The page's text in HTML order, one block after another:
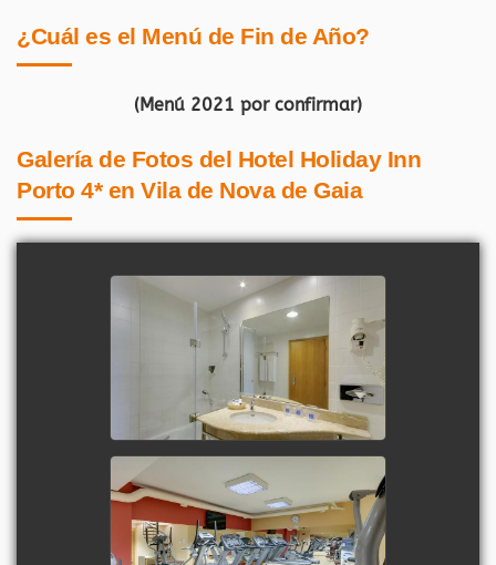
¿Cuál es el Menú de Fin de Año?
(Menú 2021 por confirmar)
Galería de Fotos del Hotel Holiday Inn
Porto 4* en Vila de Nova de Gaia